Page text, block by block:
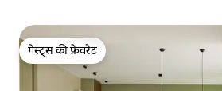
गेस्ट्स की फ़ेवरेट
गेस्ट्स की फ़ेवरेट